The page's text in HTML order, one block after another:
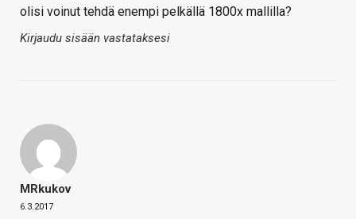
olisi voinut tehdä enempi pelkällä 1800x mallilla?
Kirjaudu sisään vastataksesi
MRkukov
6.3.2017